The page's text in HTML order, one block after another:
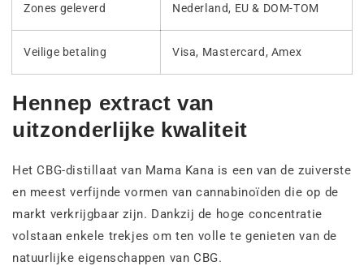
Zones geleverd Nederland, EU & DOM-TOM
Veilige betaling Visa, Mastercard, Amex
Hennep extract van
uitzonderlijke kwaliteit
Het CBG-distillaat van Mama Kana is een van de zuiverste
en meest verfijnde vormen van cannabinoïden die op de
markt verkrijgbaar zijn. Dankzij de hoge concentratie
volstaan enkele trekjes om ten volle te genieten van de
natuurlijke eigenschappen van CBG.